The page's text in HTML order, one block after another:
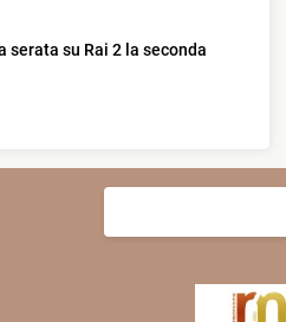
serata su Rai 2 la seconda